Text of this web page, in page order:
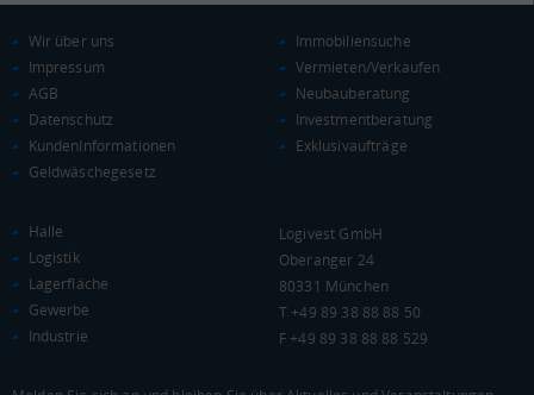
KAUFKRAFT
Euro pro Kopf
(Landkreis / Kreisfreie Stadt)
Kaufkraftindex
(Landkreis / Kreisfreie Stadt)
Landkreis / Kreisfreie Stadt
Bundesland
Deutschland
Wir über uns
Impressum
AGB
Datenschutz
KundenInformationen
Geldwäschegesetz
Immobiliensuche
Vermieten/Verkaufen
Neubauberatung
Investmentberatung
Exklusivaufträge
Halle
Logistik
Lagerfläche
Gewerbe
Industrie
Logivest GmbH
Oberanger 24
80331 München
T +49 89 38 88 88 50
F +49 89 38 88 88 529